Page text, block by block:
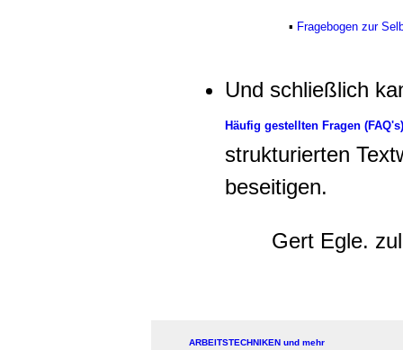
▪ Fragebogen zur
Und schließlich
Häufig gestellten Fragen (FAQ's)
strukturierten
beseitigen.
Gert Egle.
ARBEITSTECHNIKEN und mehr